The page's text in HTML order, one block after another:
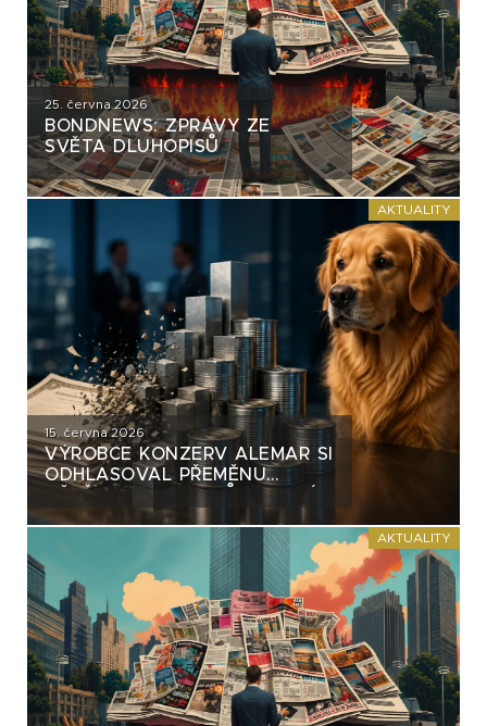
25. června 2026
BONDNEWS: ZPRÁVY ZE
SVĚTA DLUHOPISŮ
AKTUALITY
15. června 2026
VÝROBCE KONZERV ALEMAR SI
ODHLASOVAL PŘEMĚNU
VĚTŠINY DLUHOPISŮ. VZNIKÁ
NA TRHU NEBEZPEČNÝ
AKTUALITY